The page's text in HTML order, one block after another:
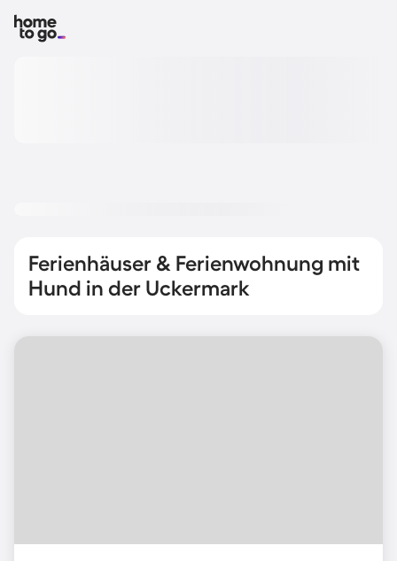
Ferienhäuser & Ferienwohnung mit
Hund in der Uckermark